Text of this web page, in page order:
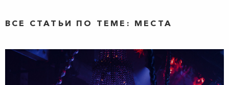
ВСЕ СТАТЬИ ПО ТЕМЕ: МЕСТА